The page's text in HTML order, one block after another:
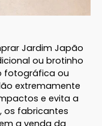
Jardim Japão
ou brotinho
fotográfica ou
extremamente
e evita a
os fabricantes